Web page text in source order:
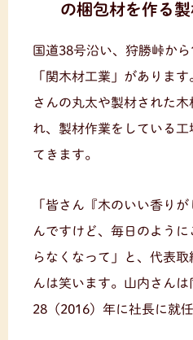
の梱包材を作る
国道38号沿い、狩勝峠か
「関木材工業」がありま
さんの丸太や製材された
れ、製材作業をしている
てきます。
「皆さん『木のいい香り
んですけど、毎日のよう
らなくなって」と、代表
んは笑います。山内さん
28（2016）年に社長に就任